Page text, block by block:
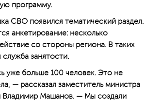
программу.
СВО появился тематический раздел.
анкетирование: несколько
со стороны региона. В таких
занятости.
уже больше 100 человек. Это не
— рассказал заместитель министра
Владимир Машанов. — Мы создали